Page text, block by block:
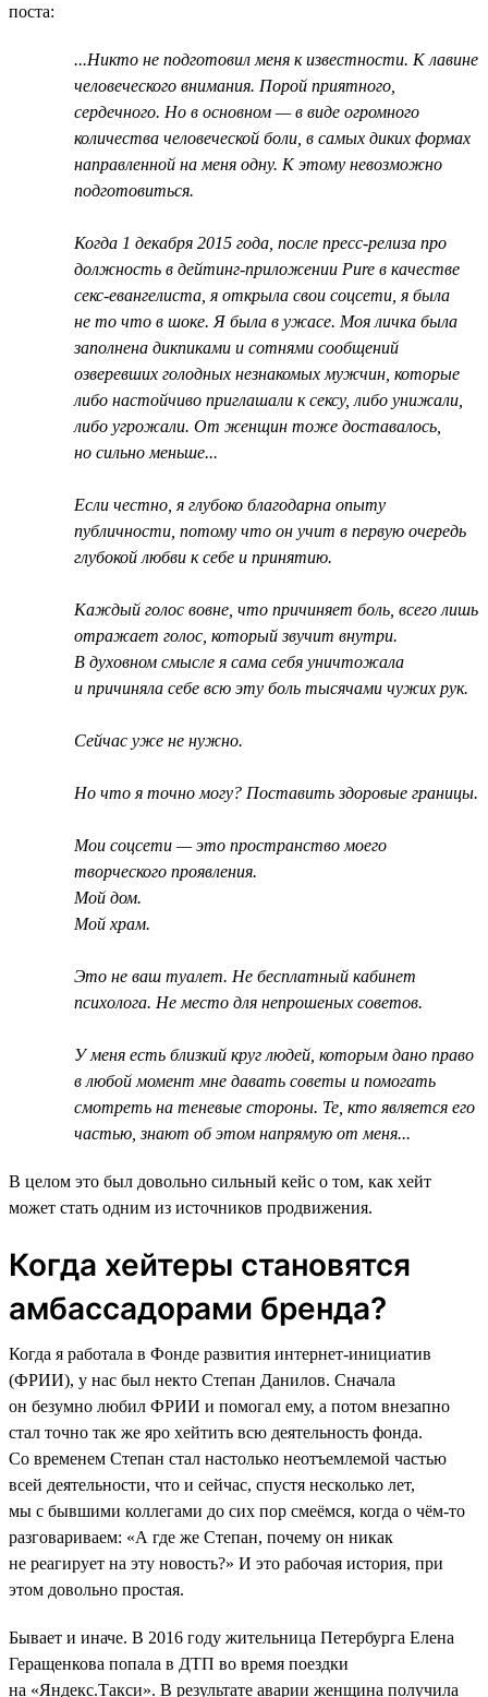
поста:
...Никто не подготовил меня к известности. К лавине
человеческого внимания. Порой приятного,
сердечного. Но в основном — в виде огромного
количества человеческой боли, в самых диких формах
направленной на меня одну. К этому невозможно
подготовиться.
Когда 1 декабря 2015 года, после пресс-релиза про
должность в дейтинг-приложении Pure в качестве
секс-евангелиста, я открыла свои соцсети, я была
не то что в шоке. Я была в ужасе. Моя личка была
заполнена дикпиками и сотнями сообщений
озверевших голодных незнакомых мужчин, которые
либо настойчиво приглашали к сексу, либо унижали,
либо угрожали. От женщин тоже доставалось,
но сильно меньше...
Если честно, я глубоко благодарна опыту
публичности, потому что он учит в первую очередь
глубокой любви к себе и принятию.
Каждый голос вовне, что причиняет боль, всего лишь
отражает голос, который звучит внутри.
В духовном смысле я сама себя уничтожала
и причиняла себе всю эту боль тысячами чужих рук.
Сейчас уже не нужно.
Но что я точно могу? Поставить здоровые границы.
Мои соцсети — это пространство моего
творческого проявления.
Мой дом.
Мой храм.
Это не ваш туалет. Не бесплатный кабинет
психолога. Не место для непрошеных советов.
У меня есть близкий круг людей, которым дано право
в любой момент мне давать советы и помогать
смотреть на теневые стороны. Те, кто является его
частью, знают об этом напрямую от меня...
В целом это был довольно сильный кейс о том, как хейт
может стать одним из источников продвижения.
Когда хейтеры становятся
амбассадорами бренда?
Когда я работала в Фонде развития интернет-инициатив
(ФРИИ), у нас был некто Степан Данилов. Сначала
он безумно любил ФРИИ и помогал ему, а потом внезапно
стал точно так же яро хейтить всю деятельность фонда.
Со временем Степан стал настолько неотъемлемой частью
всей деятельности, что и сейчас, спустя несколько лет,
мы с бывшими коллегами до сих пор смеёмся, когда о чём-то
разговариваем: «А где же Степан, почему он никак
не реагирует на эту новость?» И это рабочая история, при
этом довольно простая.
Бывает и иначе. В 2016 году жительница Петербурга Елена
Геращенкова попала в ДТП во время поездки
на «Яндекс.Такси». В результате аварии женщина получила